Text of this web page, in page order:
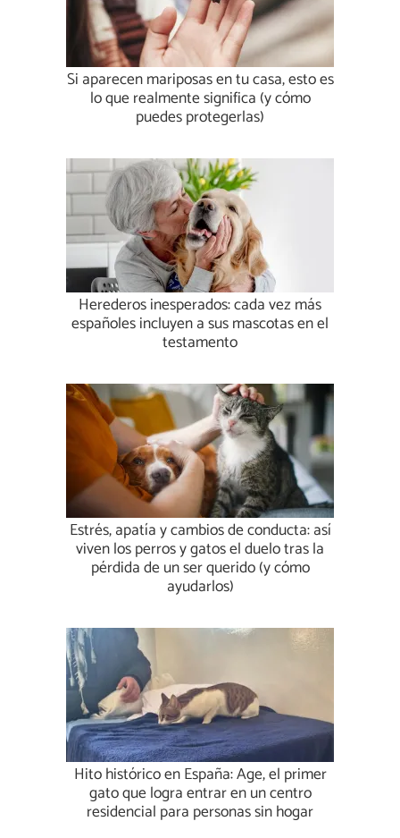
Si aparecen mariposas en tu casa, esto es
lo que realmente significa (y cómo
puedes protegerlas)
Herederos inesperados: cada vez más
españoles incluyen a sus mascotas en el
testamento
Estrés, apatía y cambios de conducta: así
viven los perros y gatos el duelo tras la
pérdida de un ser querido (y cómo
ayudarlos)
Hito histórico en España: Age, el primer
gato que logra entrar en un centro
residencial para personas sin hogar